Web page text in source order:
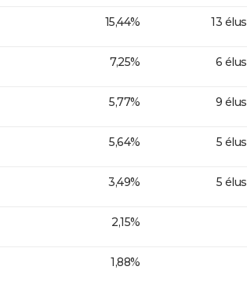
15,44% 13 élus
7,25% 6 élus
5,77% 9 élus
5,64% 5 élus
3,49% 5 élus
2,15%
1,88%